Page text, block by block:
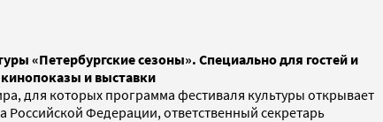
«Петербургские сезоны». Специально для гостей и
и выставки
для которых программа фестиваля культуры открывает
Федерации, ответственный секретарь